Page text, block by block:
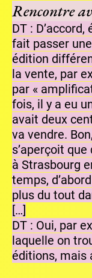
Rencontre
DT :
fait passer
édition
la vente, par
par «
fois, il y a eu
avait deux
va vendre.
s’aperçoit
à Strasbourg
temps,
plus du tout
[…]
DT : Oui, par
laquelle on
éditions, mais